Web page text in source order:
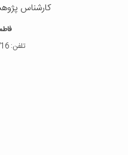
کارشناس
تلفن: 03155913716